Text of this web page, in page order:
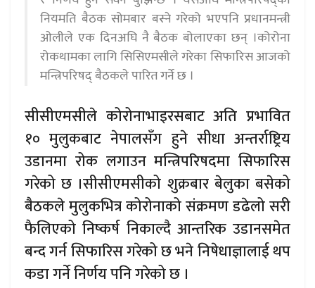
नियमति बैठक सोमबार बस्ने गरेको भएपनि प्रधानमन्त्री
ओलीले एक दिनअघि नै बैठक बोलाएका छन् ।कोरोना
रोकथामका लागि सिसिएमसीले गरेका सिफारिस आजको
मन्त्रिपरिषद् बैठकले पारित गर्ने छ ।
सीसीएमसीले कोरोनाभाइरसबाट अति प्रभावित
१० मुलुकबाट नेपालसँग हुने सीधा अन्तर्राष्ट्रिय
उडानमा रोक लगाउन मन्त्रिपरिषदमा सिफारिस
गरेको छ ।सीसीएमसीको शुक्रबार बेलुका बसेको
बैठकले मुलुकभित्र कोरोनाको संक्रमण डढेलो सरी
फैलिएको निष्कर्ष निकाल्दै आन्तरिक उडानसमेत
बन्द गर्न सिफारिस गरेको छ भने निषेधाज्ञालाई थप
कडा गर्ने निर्णय पनि गरेको छ ।